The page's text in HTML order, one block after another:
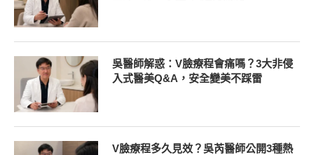
吳醫師解惑：V臉療程會痛嗎？3大非侵
入式醫美Q&A，安全變美不踩雷
V臉療程多久見效？吳芮醫師公開3種熱